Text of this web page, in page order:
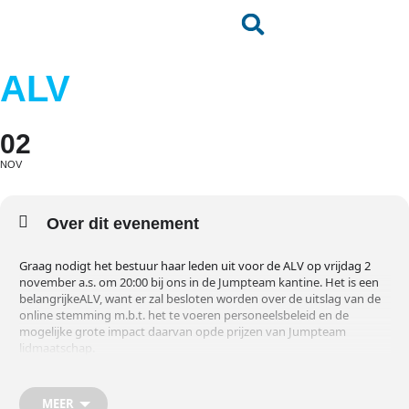
ALV
02
NOV
Over dit evenement
Graag nodigt het bestuur haar leden uit voor de ALV op vrijdag 2
november a.s. om 20:00 bij ons in de Jumpteam kantine. Het is een
belangrijkeALV, want er zal besloten worden over de uitslag van de
online stemming m.b.t. het te voeren personeelsbeleid en de
mogelijke grote impact daarvan opde prijzen van Jumpteam
lidmaatschap.
hebben een online stemming formuliergekregen waarmee ze
MEER